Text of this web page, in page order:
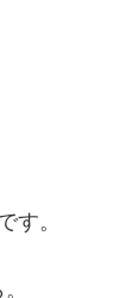
す。